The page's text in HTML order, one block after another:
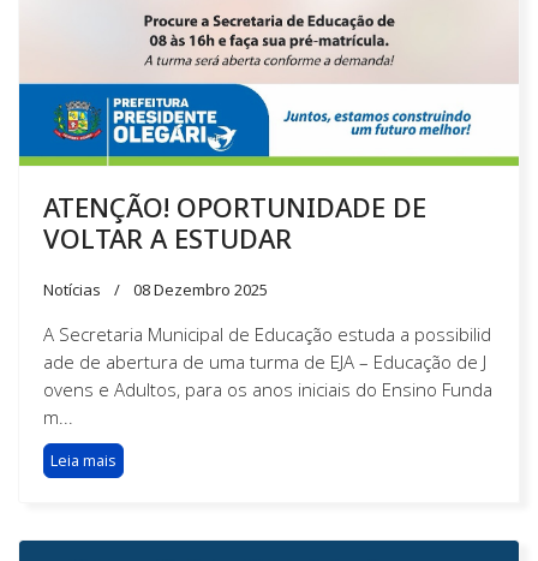
ATENÇÃO! OPORTUNIDADE DE
VOLTAR A ESTUDAR
Notícias 08 Dezembro 2025
A Secretaria Municipal de Educação estuda a possibilid
ade de abertura de uma turma de EJA – Educação de J
ovens e Adultos, para os anos iniciais do Ensino Funda
m...
Leia mais